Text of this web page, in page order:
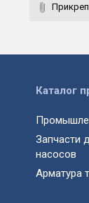
Каталог
Запчасти
насосов
Арматура